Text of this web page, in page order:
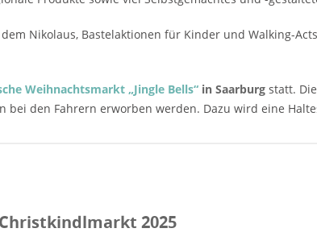
Nikolaus, Bastelaktionen für Kinder und Walking-
Weihnachtsmarkt „Jingle Bells“ in Saarburg statt.
bei den Fahrern erworben werden. Dazu wird eine
2025